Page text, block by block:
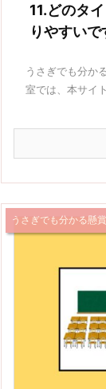
11.どのタ
りやすいで
うさぎでも分か
室では、本サイ
うさぎでも分かる懸